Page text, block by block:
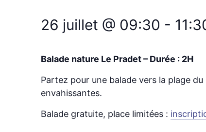
26 juillet @ 09:30 -
Balade nature Le Pradet – Durée : 2H
Partez pour une balade vers la plage
envahissantes.
Balade gratuite, place limitées :